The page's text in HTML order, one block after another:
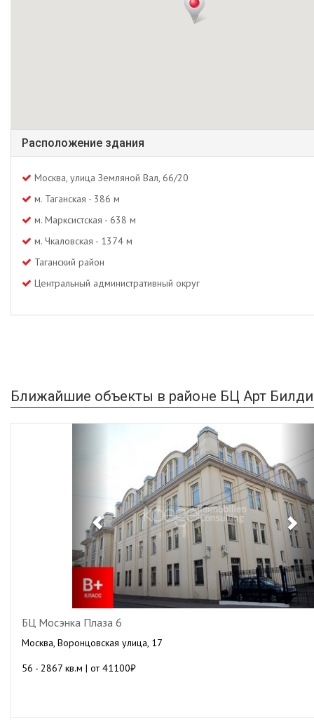
Расположение здания
Москва, улица Земляной Вал, 66/20
м. Таганская - 386 м
м. Марксистская - 638 м
м. Чкаловская - 1374 м
Таганский район
Центральный административный округ
Ближайшие объекты в районе БЦ Арт
БЦ Мосэнка Плаза 6
Москва, Воронцовская улица, 17
56 - 2867 кв.м | от 41100₽